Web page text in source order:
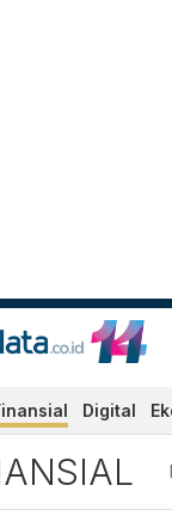
Digital